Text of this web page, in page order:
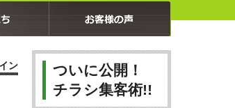
ン
ついに公開！
チラシ集客術!!